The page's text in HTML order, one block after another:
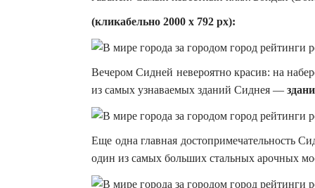
(кликабельно 2000 х 792 px):
Вечером Сидней невероятно красив: на
из самых узнаваемых зданий Сиднея —
Еще одна главная достопримечательность
один из самых больших стальных арочных